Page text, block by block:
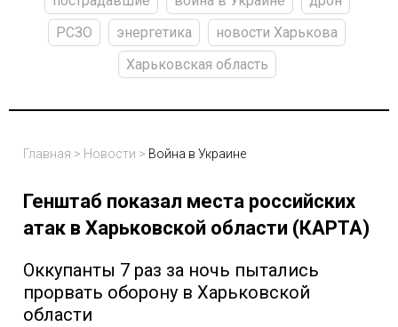
РСЗО
энергетика
новости Харькова
Харьковская область
Главная > Новости > Война в Украине
Генштаб показал места российских
атак в Харьковской области (КАРТА)
Оккупанты 7 раз за ночь пытались
прорвать оборону в Харьковской
области